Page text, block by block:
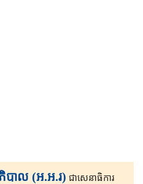
ាភិបាល (អ.អ.រ) ជាសេនា​ធិ​កា​រ​​